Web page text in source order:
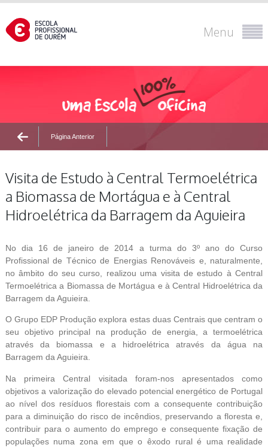
Menu
Página Anterior
Visita de Estudo à Central Termoelétrica
a Biomassa de Mortágua e à Central
Hidroelétrica da Barragem da Aguieira
No dia 16 de janeiro de 2014 a turma do 3º ano do Curso
Profissional de Técnico de Energias Renováveis e, naturalmente,
no âmbito do seu curso, realizou uma visita de estudo à Central
Termoelétrica a Biomassa de Mortágua e à Central Hidroelétrica da
Barragem da Aguieira.
O Grupo EDP Produção explora estas duas Centrais que centram o
seu objetivo principal na produção de energia, a termoelétrica
através da biomassa e a hidroelétrica através da água na
Barragem da Aguieira.
Na primeira Central visitada foram-nos apresentados como
objetivos a valorização do elevado potencial energético de Portugal
ao nível dos resíduos florestais com a consequente contribuição
para a diminuição do risco de incêndios, preservando a floresta e,
contribuir para o aumento do emprego e consequente fixação de
populações numa zona em que o êxodo rural é uma realidade